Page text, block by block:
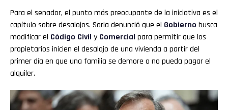
Para el senador, el punto más preocupante de la iniciativa es el
capítulo sobre desalojos. Soria denunció que el Gobierno busca
modificar el Código Civil y Comercial para permitir que los
propietarios inicien el desalojo de una vivienda a partir del
primer día en que una familia se demore o no pueda pagar el
alquiler.